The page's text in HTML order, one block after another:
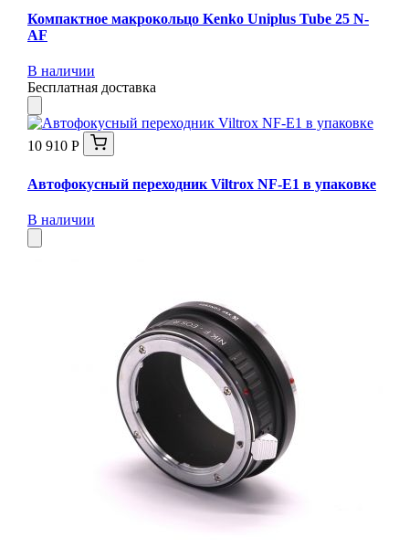
Компактное макрокольцо Kenko Uniplus Tube 25 N-
AF
В наличии
Бесплатная доставка
10 910 Р
Автофокусный переходник Viltrox NF-E1 в упаковке
В наличии